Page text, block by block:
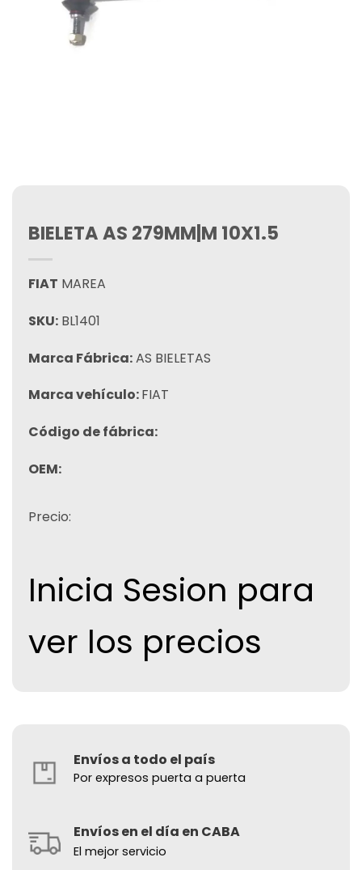
BIELETA AS 279MM|M 10X1.5
FIAT MAREA
SKU: BL1401
Marca Fábrica:AS BIELETAS
Marca vehículo:FIAT
Código de fábrica:
OEM:
Precio:
Inicia Sesion para
ver los precios
Envíos a todo el país
Por expresos puerta a puerta
Envíos en el día en CABA
El mejor servicio